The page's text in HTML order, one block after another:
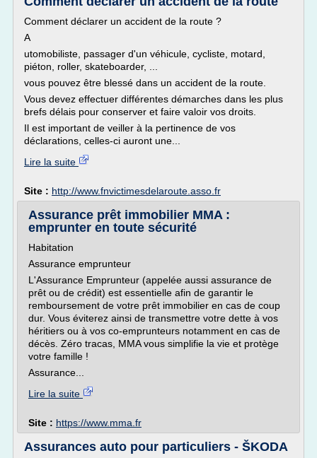
Comment déclarer un accident de la route ?
A
utomobiliste, passager d'un véhicule, cycliste, motard,
piéton, roller, skateboarder, ...
vous pouvez être blessé dans un accident de la route.
Vous devez effectuer différentes démarches dans les plus
brefs délais pour conserver et faire valoir vos droits.
Il est important de veiller à la pertinence de vos
déclarations, celles-ci auront une...
Lire la suite
Site : http://www.fnvictimesdelaroute.asso.fr
Assurance prêt immobilier MMA :
emprunter en toute sécurité
Habitation
Assurance emprunteur
L'Assurance Emprunteur (appelée aussi assurance de
prêt ou de crédit) est essentielle afin de garantir le
remboursement de votre prêt immobilier en cas de coup
dur. Vous éviterez ainsi de transmettre votre dette à vos
héritiers ou à vos co-emprunteurs notamment en cas de
décès. Zéro tracas, MMA vous simplifie la vie et protège
votre famille !
Assurance...
Lire la suite
Site : https://www.mma.fr
Assurances auto pour particuliers - ŠKODA